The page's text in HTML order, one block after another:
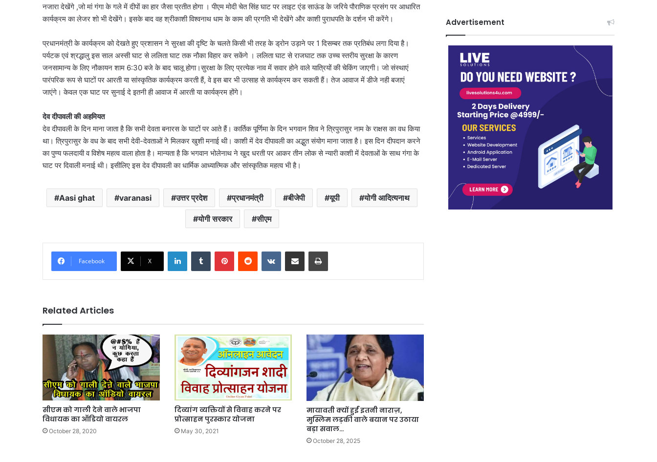
नजारा देखेंगे ,जो मां गंगा के गले में दीपों का हार जैसा प्रतीत होगा । पीएम मोदी चेत सिंह घाट पर लाइट एंड साऊंड के जरिये पौराणिक प्रसंग पर आधारित
कार्यक्रम का लेजर शो भी देखेंगे। इसके बाद वह श्रीकाशी विश्वनाथ धाम के काम की प्रगति भी देखेंगे और काशी पुराधपति के दर्शन भी करेंगे।
प्रधानमंत्री के कार्यक्रम को देखते हुए प्रशासन ने सुरक्षा की दृष्टि के चलते किसी भी तरह के ड्रोन उड़ाने पर 1 दिसम्बर तक प्रतिबंध लगा दिया है।
पर्यटक एवं श्रद्धालु इस साल अस्सी घाट से ललिता घाट तक नौका विहार कर सकेंगे । ललिता घाट से राजघाट तक उच्च स्तरीय सुरक्षा के कारण
जनसामान्य के लिए नौकायन शाम 6:30 बजे के बाद चालू होगा।सुरक्षा के लिए प्रत्येक नाव में सवार होने वाले यात्रियों की चेकिंग जाएगी। जो संस्थाएं
पारंपरिक रूप से घाटों पर आरती या सांस्कृतिक कार्यक्रम करती हैं, वे इस बार भी उत्साह से कार्यक्रम कर सकती हैं। तेज आवाज में डीजे नही बजाएं
जाएंगे। केवल एक घाट पर सुनाई दे इतनी ही आवाज में आरती या कार्यक्रम होंगे।
देव दीपावली की अहमियत
देव दीपावली के दिन माना जाता है कि सभी देवता बनारस के घाटों पर आते हैं। कार्तिक पूर्णिमा के दिन भगवान शिव ने त्रिपुरासुर नाम के राक्षस का वध किया
था। त्रिपुरासुर के वध के बाद सभी देवी-देवताओं ने मिलकर खुशी मनाई थी। काशी में देव दीपावली का अद्भुत संयोग माना जाता है। इस दिन दीपदान करने
का पुण्य फलदायी व विशेष महत्व वाला होता है। मान्‍यता है कि भगवान भोलेनाथ ने खुद धरती पर आकर तीन लोक से न्यारी काशी में देवताओं के साथ गंगा के
घाट पर दिवाली मनाई थी। इसीलिए इस देव दीपावली का धार्मिक आध्यात्मिक और सांस्कृतिक महत्व भी है।
Aasi ghat varanasi उत्तर प्रदेश प्रधानमंत्री बीजेपी यूपी योगी आदित्यनाथ
योगी सरकार सीएम
Facebook X
LinkedInTumblr PinterestReddit VKontakteShare via Email Print
Related Articles
सीएम को गाली देने वाले भाजपा
विधायक का ऑडियो वायरल
October 28, 2020
दिव्यांग व्यक्तियों से विवाह करने पर
प्रोत्साहन पुरस्कार योजना
May 30, 2021
मायावती क्यों हुईं इतनी नाराज़,
मुस्लिम लड़की वाले बयान पर उठाया
बड़ा सवाल…
October 28, 2025
Advertisement